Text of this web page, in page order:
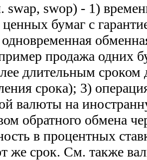
swop) - 1)
бумаг с
продажа одних
длительным
срока); 3)
валюты на
обратного обмена
в процентных
же срок. См. также